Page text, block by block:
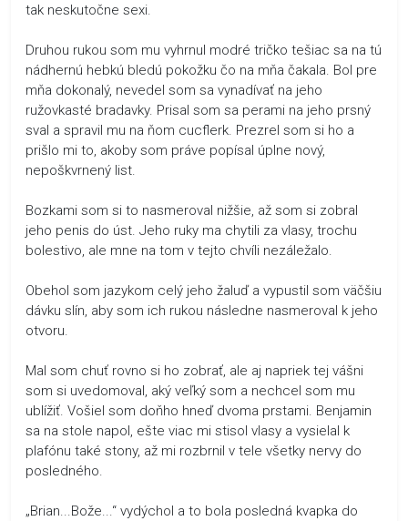
tak neskutočne sexi.
Druhou rukou som mu vyhrnul modré tričko tešiac sa na tú
nádhernú hebkú bledú pokožku čo na mňa čakala. Bol pre
mňa dokonalý, nevedel som sa vynadívať na jeho
ružovkasté bradavky. Prisal som sa perami na jeho prsný
sval a spravil mu na ňom cucflerk. Prezrel som si ho a
prišlo mi to, akoby som práve popísal úplne nový,
nepoškvrnený list.
Bozkami som si to nasmeroval nižšie, až som si zobral
jeho penis do úst. Jeho ruky ma chytili za vlasy, trochu
bolestivo, ale mne na tom v tejto chvíli nezáležalo.
Obehol som jazykom celý jeho žaluď a vypustil som väčšiu
dávku slín, aby som ich rukou následne nasmeroval k jeho
otvoru.
Mal som chuť rovno si ho zobrať, ale aj napriek tej vášni
som si uvedomoval, aký veľký som a nechcel som mu
ublížiť. Vošiel som doňho hneď dvoma prstami. Benjamin
sa na stole napol, ešte viac mi stisol vlasy a vysielal k
plafónu také stony, až mi rozbrnil v tele všetky nervy do
posledného.
„Brian...Bože...“ vydýchol a to bola posledná kvapka do